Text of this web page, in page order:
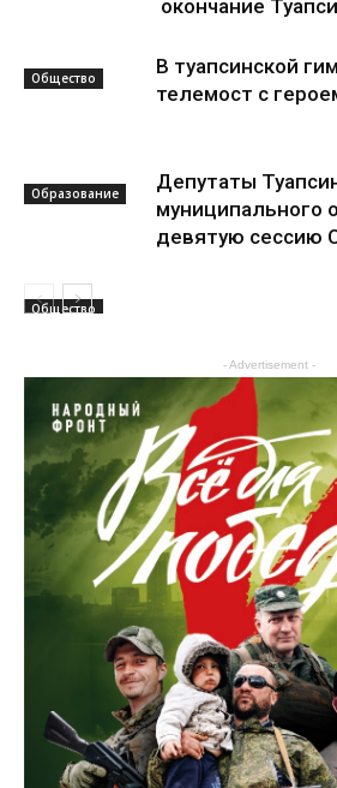
Общество
окончание
Образование
В туапсинской
телемост с
Общество
Депутаты
муниципального
девятую сессию
- Advertisement -